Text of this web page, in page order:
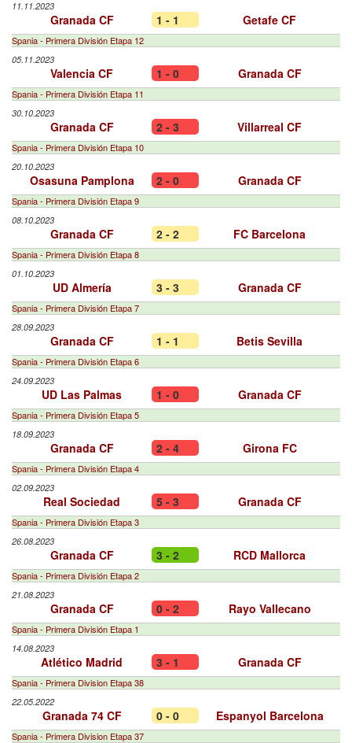
11.11.2023
Granada CF 1 - 1 Getafe CF
Spania - Primera División Etapa 12
05.11.2023
Valencia CF 1 - 0 Granada CF
Spania - Primera División Etapa 11
30.10.2023
Granada CF 2 - 3 Villarreal CF
Spania - Primera División Etapa 10
20.10.2023
Osasuna Pamplona 2 - 0 Granada CF
Spania - Primera División Etapa 9
08.10.2023
Granada CF 2 - 2 FC Barcelona
Spania - Primera División Etapa 8
01.10.2023
UD Almería 3 - 3 Granada CF
Spania - Primera División Etapa 7
28.09.2023
Granada CF 1 - 1 Betis Sevilla
Spania - Primera División Etapa 6
24.09.2023
UD Las Palmas 1 - 0 Granada CF
Spania - Primera División Etapa 5
18.09.2023
Granada CF 2 - 4 Girona FC
Spania - Primera División Etapa 4
02.09.2023
Real Sociedad 5 - 3 Granada CF
Spania - Primera División Etapa 3
26.08.2023
Granada CF 3 - 2 RCD Mallorca
Spania - Primera División Etapa 2
21.08.2023
Granada CF 0 - 2 Rayo Vallecano
Spania - Primera División Etapa 1
14.08.2023
Atlético Madrid 3 - 1 Granada CF
Spania - Primera Division Etapa 38
22.05.2022
Granada 74 CF 0 - 0 Espanyol Barcelona
Spania - Primera Division Etapa 37